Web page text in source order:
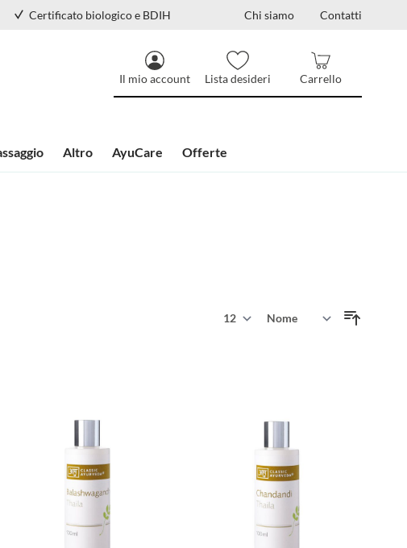
Certificato biologico e BDIH Chi siamo Contatti
Altro AyuCare Offerte
Il mio account Lista desideri Carrello
Ordina per